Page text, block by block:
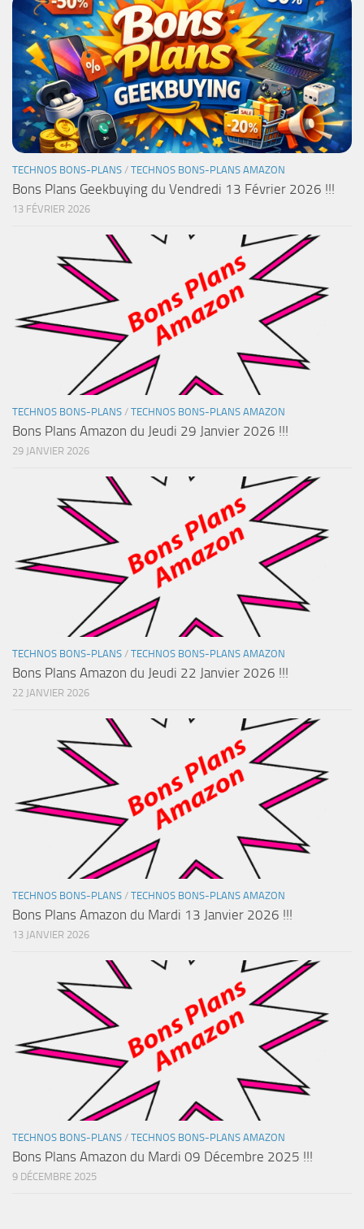
TECHNOS BONS-PLANS / TECHNOS BONS-PLANS AMAZON
Bons Plans Geekbuying du Vendredi 13 Février 2026 !!!
13 FÉVRIER 2026
TECHNOS BONS-PLANS / TECHNOS BONS-PLANS AMAZON
Bons Plans Amazon du Jeudi 29 Janvier 2026 !!!
29 JANVIER 2026
TECHNOS BONS-PLANS / TECHNOS BONS-PLANS AMAZON
Bons Plans Amazon du Jeudi 22 Janvier 2026 !!!
22 JANVIER 2026
TECHNOS BONS-PLANS / TECHNOS BONS-PLANS AMAZON
Bons Plans Amazon du Mardi 13 Janvier 2026 !!!
13 JANVIER 2026
TECHNOS BONS-PLANS / TECHNOS BONS-PLANS AMAZON
Bons Plans Amazon du Mardi 09 Décembre 2025 !!!
9 DÉCEMBRE 2025